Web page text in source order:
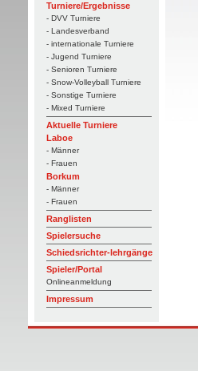
Turniere/Ergebnisse
- DVV Turniere
- Landesverband
- internationale Turniere
- Jugend Turniere
- Senioren Turniere
- Snow-Volleyball Turniere
- Sonstige Turniere
- Mixed Turniere
Aktuelle Turniere
Laboe
- Männer
- Frauen
Borkum
- Männer
- Frauen
Ranglisten
Spielersuche
Schiedsrichter-lehrgänge
Spieler/Portal
Onlineanmeldung
Impressum